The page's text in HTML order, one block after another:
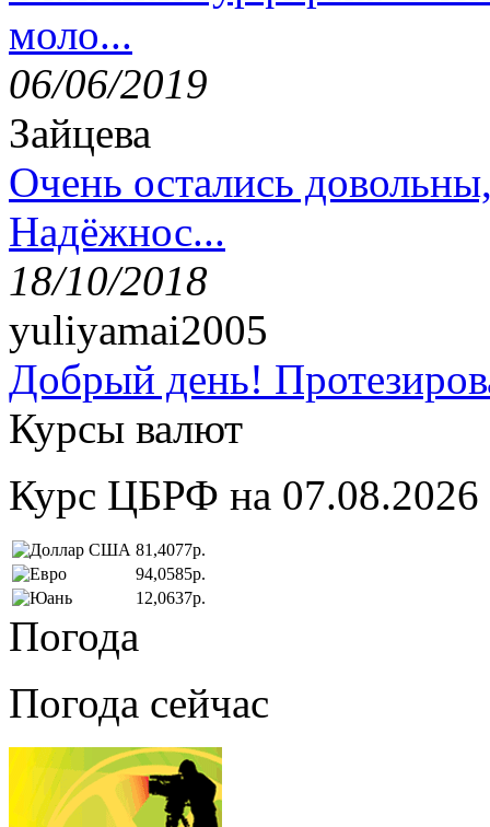
моло...
06/06/2019
Зайцева
Очень остались
Надёжнос...
18/10/2018
yuliyamai2005
Добрый день!
Курсы валют
Курс ЦБРФ на 07.08.2026
81,4077р.
94,0585р.
12,0637р.
Погода
Погода сейчас